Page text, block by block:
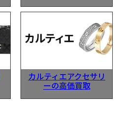
カルティエアクセサリ
ーの高価買取